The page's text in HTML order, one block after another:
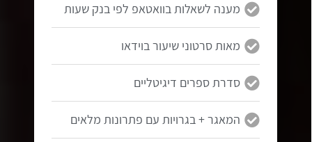
מענה לשאלות בוואטאפ לפי בנק שעות
מאות סרטוני שיעור בוידאו
סדרת ספרים דיגיטליים
המאגר + בגרויות עם פתרונות מלאים